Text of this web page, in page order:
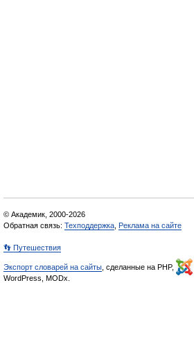
© Академик, 2000-2026
Обратная связь: Техподдержка Реклама на сайте
👣 Путешествия
Экспорт словарей на сайты , сделанные на PHP,
WordPress, MODx.